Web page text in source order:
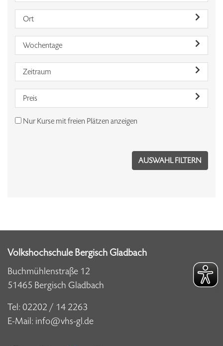
Ort
Wochentage
Zeitraum
Preis
Nur Kurse mit freien Plätzen anzeigen
Volkshochschule Bergisch Gladbach
Buchmühlenstraße 12
51465 Bergisch Gladbach
Tel: 02202 / 14 2263
E-Mail: info@vhs-gl.de